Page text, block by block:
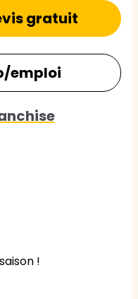
!
gratuit
emploi